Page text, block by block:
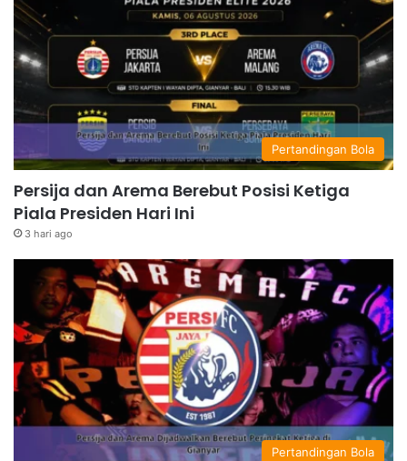
Pertandingan Bola
Persija dan Arema Berebut Posisi Ketiga
Piala Presiden Hari Ini
3 hari ago
Pertandingan Bola